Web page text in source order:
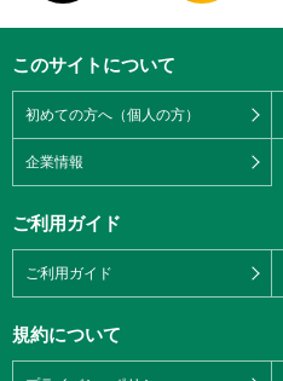
このサイトについて
初めての方へ（個人の方）
企業情報
ご利用ガイド
ご利用ガイド
規約について